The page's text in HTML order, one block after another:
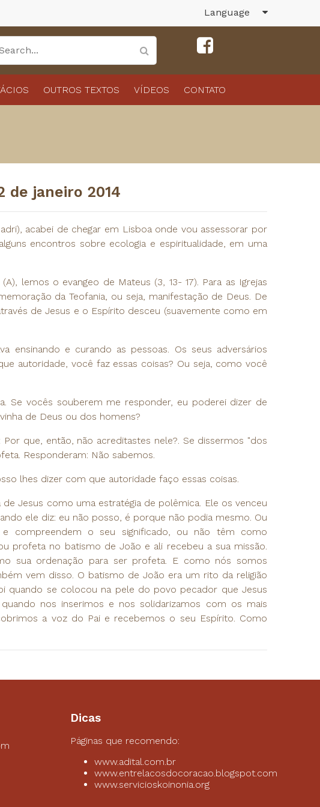
Language
OUTROS TEXTOS VÍDEOS CONTATO
de janeiro 2014
acabei de chegar em Lisboa onde vou assessorar por
encontros sobre ecologia e espiritualidade, em uma
lemos o evangeo de Mateus (3, 13- 17). Para as Igrejas
da Teofania, ou seja, manifestação de Deus. De
de Jesus e o Espírito desceu (suavemente como em
ensinando e curando as pessoas. Os seus adversários
autoridade, você faz essas coisas? Ou seja, como você
Se vocês souberem me responder, eu poderei dizer de
de Deus ou dos homens?
que, então, não acreditastes nele?. Se dissermos "dos
Responderam: Não sabemos.
lhes dizer com que autoridade faço essas coisas.
Jesus como uma estratégia de polêmica. Ele os venceu
ele diz: eu não posso, é porque não podia mesmo. Ou
compreendem o seu significado, ou não têm como
profeta no batismo de João e ali recebeu a sua missão.
sua ordenação para ser profeta. E como nós somos
vem disso. O batismo de João era um rito da religião
quando se colocou na pele do povo pecador que Jesus
nos inserimos e nos solidarizamos com os mais
a voz do Pai e recebemos o seu Espírito. Como
Dicas
Páginas que recomendo:
www.adital.com.br
www.entrelacosdocoracao.blogspot.com
www.servicioskoinonia.org